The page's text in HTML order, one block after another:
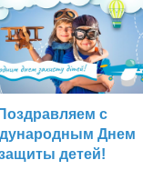
с
Днем
детей!